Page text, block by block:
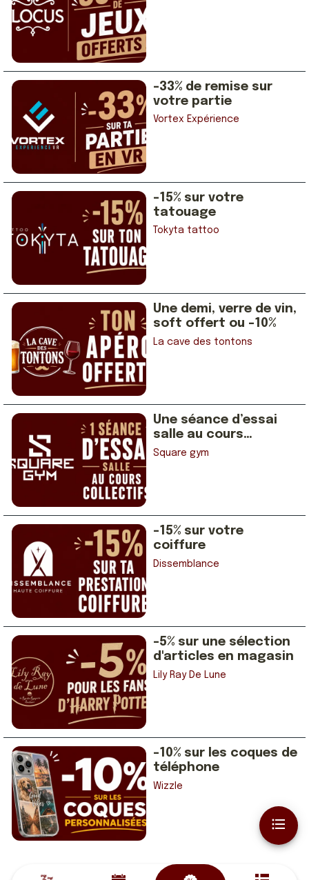
-33% de remise sur
votre partie
Vortex Expérience
-15% sur votre
tatouage
Tokyta tattoo
Une demi, verre de vin,
soft offert ou -10%
La cave des tontons
Une séance d’essai
salle au cours
collectifs
Square gym
-15% sur votre
coiffure
Dissemblance
-5% sur une sélection
d'articles en magasin
Lily Ray De Lune
-10% sur les coques de
téléphone
Wizzle